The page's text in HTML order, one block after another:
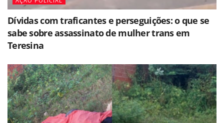
Dívidas com traficantes e perseguições: o que se
sabe sobre assassinato de mulher trans em
Teresina